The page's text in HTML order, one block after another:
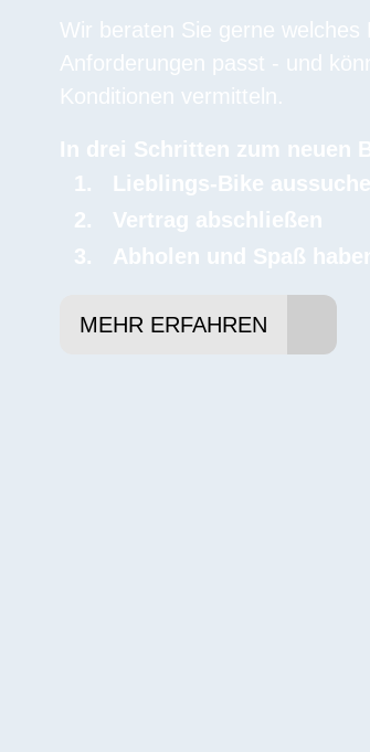
Wir beraten Sie gerne
Anforderungen passt - und
Konditionen vermitteln.
In drei Schritten zum neuen
Lieblings-Bike
Vertrag abschließen
Abholen und Spaß
MEHR ERFAHREN